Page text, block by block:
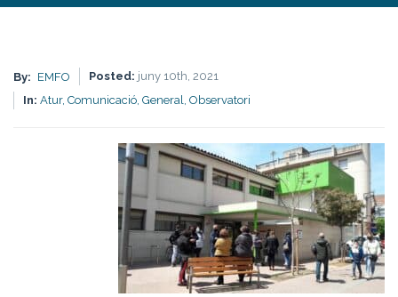
By: EMFO Posted: juny 10th, 2021
In: Atur, Comunicació, General, Observatori